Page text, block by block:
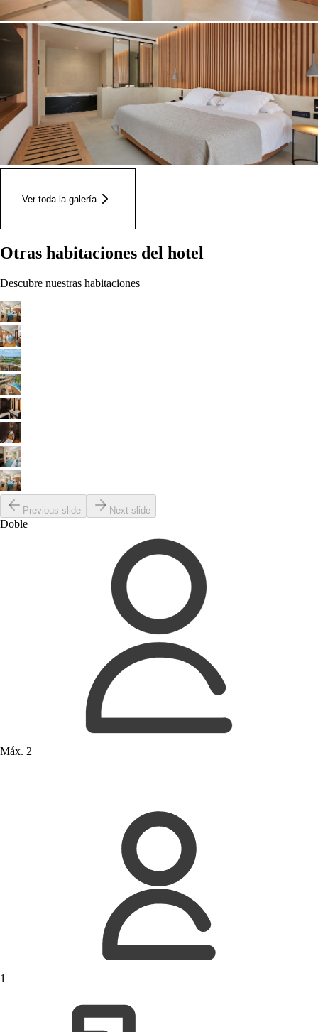
Ver toda la galería
Otras habitaciones del hotel
Descubre nuestras habitaciones
Previous slide Next slide
Doble
Máx. 2
1